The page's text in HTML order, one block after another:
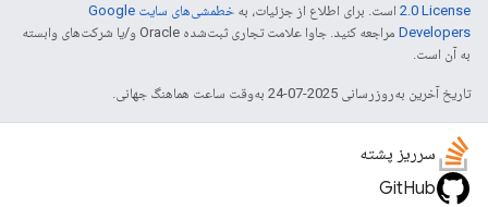
2.0 License است. برای اطلاع از جزئیات، به
خطمشی‌های سایت Google
Developers‏
مراجعه کنید. جاوا علامت تجاری ثبت‌شده Oracle و/یا شرکت‌های وابسته
به آن است.
تاریخ آخرین به‌روزرسانی 2025-07-24 به‌وقت ساعت هماهنگ جهانی.
سرریز پشته
GitHub